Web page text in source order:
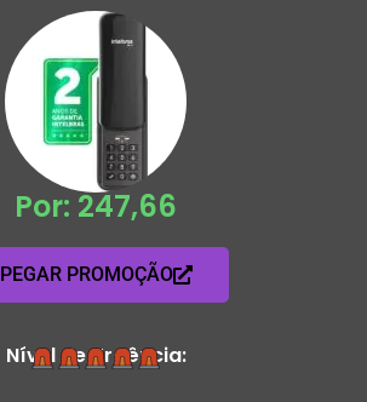
Por: 247,66
PEGAR PROMOÇÃO
Nível de Urgência: